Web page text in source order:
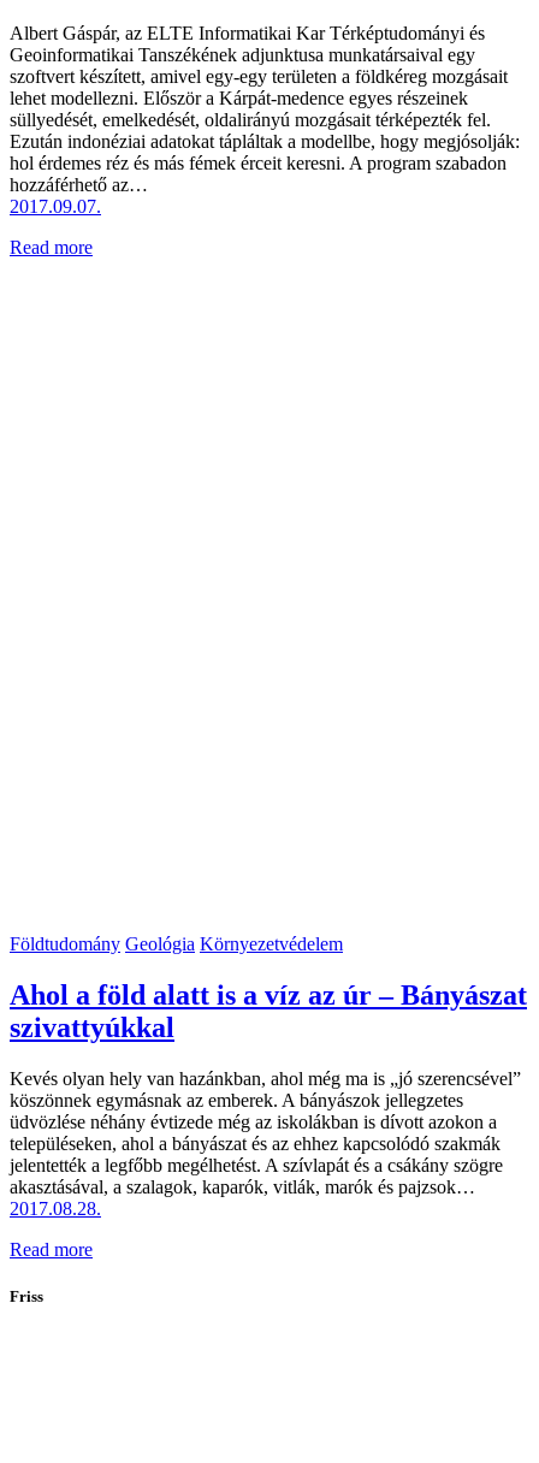
Albert Gáspár, az ELTE Informatikai Kar Térképtudományi és
Geoinformatikai Tanszékének adjunktusa munkatársaival egy
szoftvert készített, amivel egy-egy területen a földkéreg mozgásait
lehet modellezni. Először a Kárpát-medence egyes részeinek
süllyedését, emelkedését, oldalirányú mozgásait térképezték fel.
Ezután indonéziai adatokat tápláltak a modellbe, hogy megjósolják:
hol érdemes réz és más fémek érceit keresni. A program szabadon
hozzáférhető az…
2017.09.07.
Read more
Földtudomány Geológia Környezetvédelem
Ahol a föld alatt is a víz az úr – Bányászat
szivattyúkkal
Kevés olyan hely van hazánkban, ahol még ma is „jó szerencsével”
köszönnek egymásnak az emberek. A bányászok jellegzetes
üdvözlése néhány évtizede még az iskolákban is dívott azokon a
településeken, ahol a bányászat és az ehhez kapcsolódó szakmák
jelentették a legfőbb megélhetést. A szívlapát és a csákány szögre
akasztásával, a szalagok, kaparók, vitlák, marók és pajzsok…
2017.08.28.
Read more
Friss